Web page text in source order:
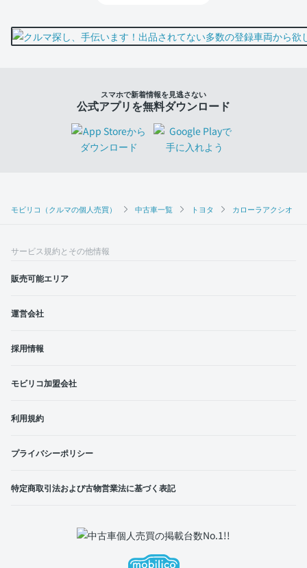
モビリコ（クルマの個人売買） 中古車一覧 トヨタ カローラアクシオ
スマホで新着情報を見逃さない
公式アプリを無料ダウンロード
サービス規約とその他情報
販売可能エリア
運営会社
採用情報
モビリコ加盟会社
利用規約
プライバシーポリシー
特定商取引法および古物営業法に基づく表記